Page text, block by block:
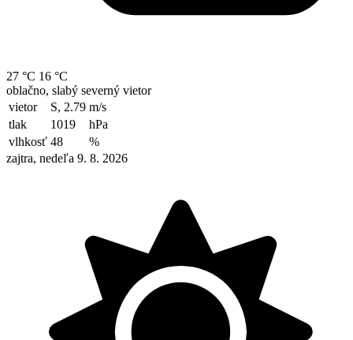
27 °C 16 °C
oblačno, slabý severný vietor
vietor
S, 2.79 m/s
tlak
1019
hPa
vlhkosť 48
%
zajtra, nedeľa 9. 8. 2026